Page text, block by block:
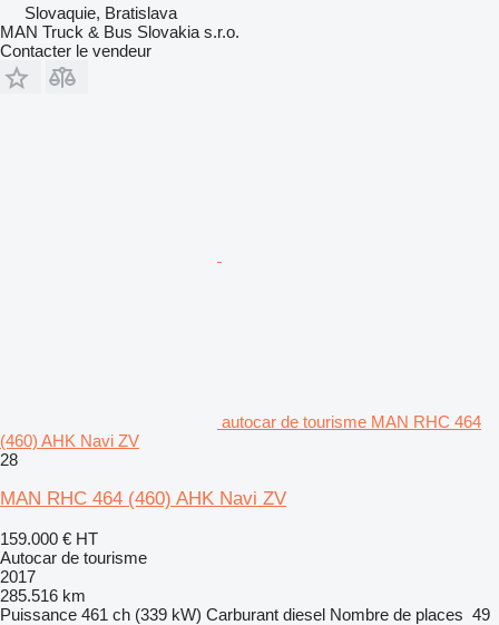
Slovaquie, Bratislava
MAN Truck & Bus Slovakia s.r.o.
Contacter le vendeur
autocar de tourisme MAN RHC 464
(460) AHK Navi ZV
28
MAN RHC 464 (460) AHK Navi ZV
159.000 € HT
Autocar de tourisme
2017
285.516 km
Puissance 461 ch (339 kW) Carburant diesel Nombre de places 49